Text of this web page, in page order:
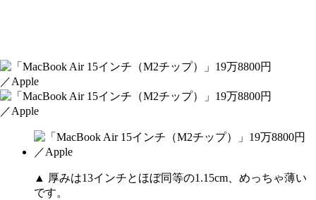
▲ 厚みは13インチとほぼ同等の1.15cm、めっちゃ薄い
です。